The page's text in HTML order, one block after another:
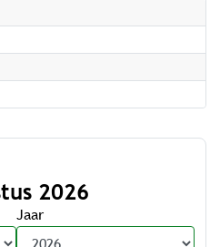
2026
Jaar